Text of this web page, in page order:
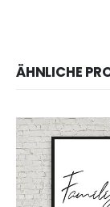
ÄHNLICHE